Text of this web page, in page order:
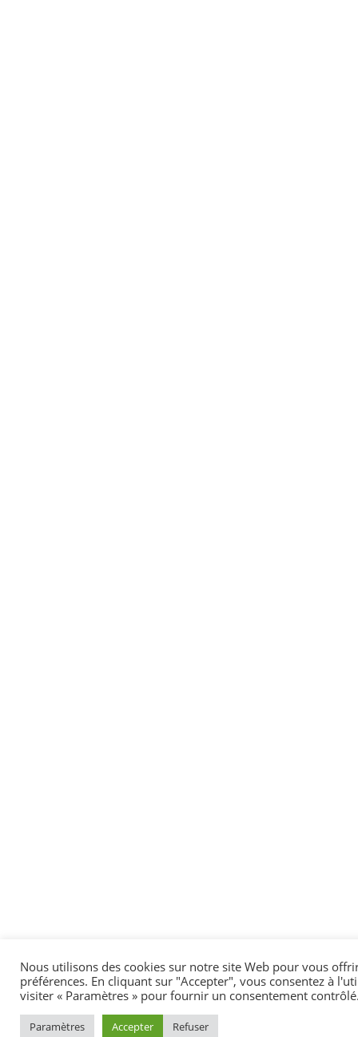
Nous utilisons des cookies sur notre site Web pour vous
préférences. En cliquant sur "Accepter", vous consentez à
visiter « Paramètres » pour fournir un consentement
Paramètres Accepter Refuser